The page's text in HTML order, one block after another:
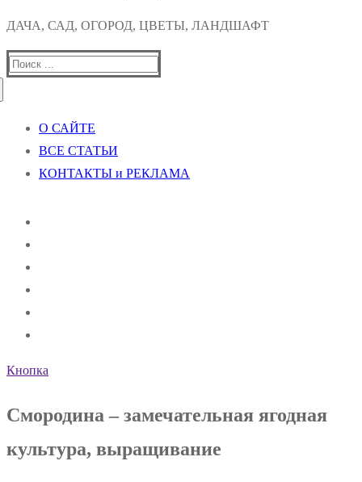
ДАЧА, САД, ОГОРОД, ЦВЕТЫ, ЛАНДШАФТ
Найти:
О САЙТЕ
ВСЕ СТАТЬИ
КОНТАКТЫ и РЕКЛАМА
Кнопка
Смородина – замечательная ягодная
культура, выращивание